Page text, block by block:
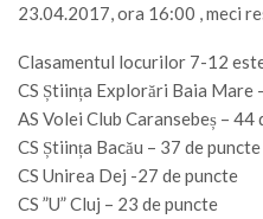
23.04.2017, ora 16:00 , meci
Clasamentul locurilor 7-12
CS Știința Explorări Baia Mare
AS Volei Club Caransebeș – 44
CS Știința Bacău – 37 de puncte
CS Unirea Dej -27 de puncte
CS ”U” Cluj – 23 de puncte